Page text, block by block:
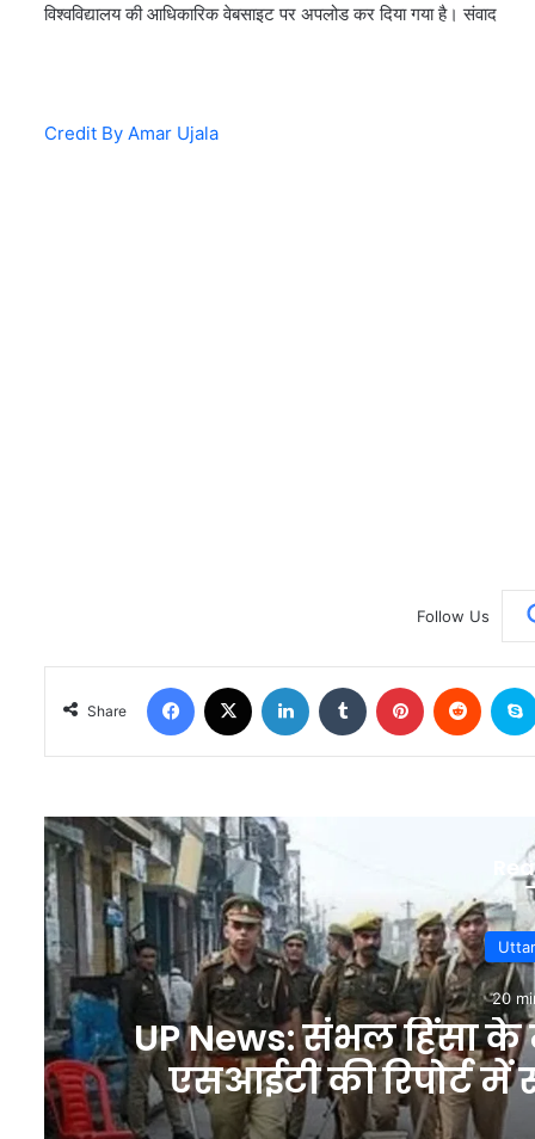
विश्वविद्यालय की आधिकारिक वेबसाइट पर अपलोड कर दिया गया है। संवाद
Credit By Amar Ujala
Follow Us
Share
खबर शहर , UP: डॉ.
वकालत, भारतीय
सुनकर